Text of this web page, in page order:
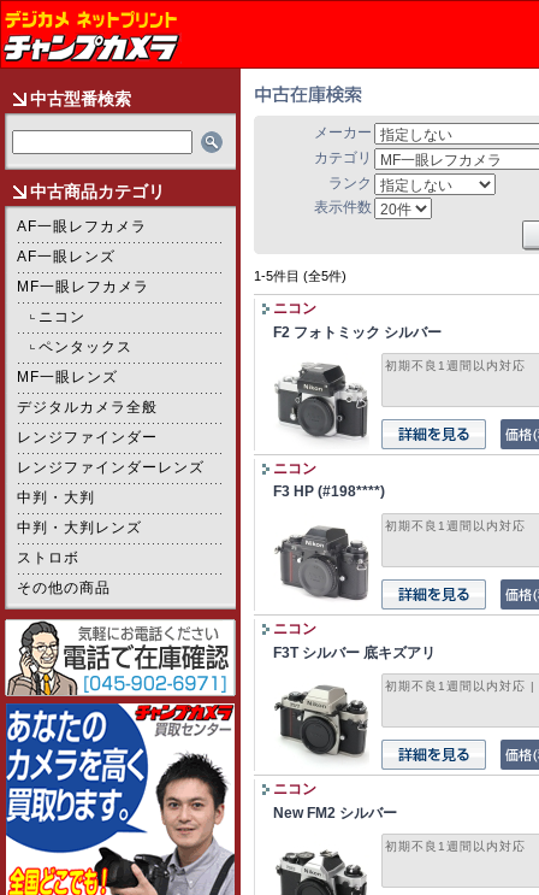
中古型番検索
中古商品カテゴリ
AF一眼レフカメラ
AF一眼レンズ
MF一眼レフカメラ
ニコン
ペンタックス
MF一眼レンズ
デジタルカメラ全般
レンジファインダー
レンジファインダーレンズ
中判・大判
中判・大判レンズ
ストロボ
その他の商品
メーカー
カテゴリ
ランク
表示件数
1-5件目 (全5件)
ニコン
F2 フォトミック シルバー
初期不良1週間以内対応
ニコン
F3 HP (#198****)
初期不良1週間以内対応
ニコン
F3T シルバー 底キズアリ
初期不良1週間以内対応 |
ニコン
New FM2 シルバー
初期不良1週間以内対応